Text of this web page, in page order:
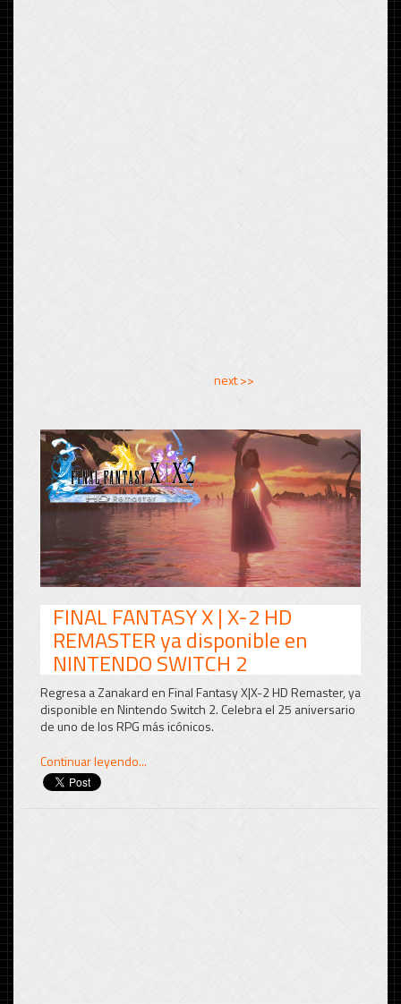
next >>
FINAL FANTASY X | X-2 HD
REMASTER ya disponible en
NINTENDO SWITCH 2
Regresa a Zanakard en Final Fantasy X|X-2 HD Remaster, ya
disponible en Nintendo Switch 2. Celebra el 25 aniversario
de uno de los RPG más icónicos.
Continuar leyendo...